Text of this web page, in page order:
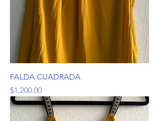
FALDA CUADRADA
Precio
$1,200.00